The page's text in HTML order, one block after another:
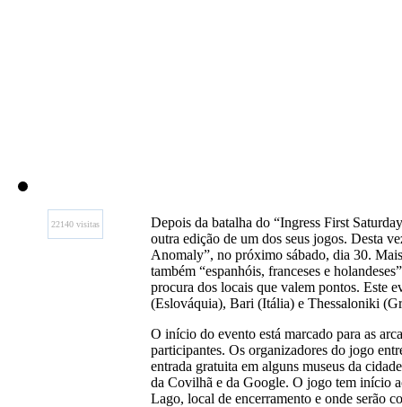
22140 visitas
Depois da batalha do “Ingress First
outra edição de um dos seus jogos. Desta
Anomaly”, no próximo sábado, dia 30.
também “espanhóis, franceses e
procura dos locais que valem pontos. Este
(Eslováquia), Bari (Itália) e Thessaloniki
O início do evento está marcado para as
participantes. Os organizadores do jogo
entrada gratuita em alguns museus da
da Covilhã e da Google. O jogo tem início
Lago, local de encerramento e onde serão